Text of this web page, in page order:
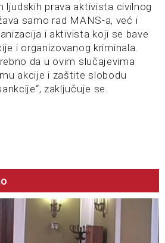
ljudskih prava aktivista civilnog
samo rad MANS-a, već i
i aktivista koji se bave
i organizovanog kriminala.
da u ovim slučajevima
akcije i zaštite slobodu
zaključuje se.